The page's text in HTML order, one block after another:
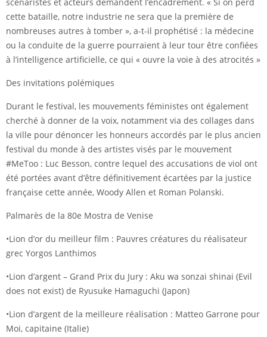
cette bataille, notre industrie ne sera que la première de
nombreuses autres à tomber », a-t-il prophétisé : la médecine
ou la conduite de la guerre pourraient à leur tour être confiées
à l’intelligence artificielle, ce qui « ouvre la voie à des atrocités »
Des invitations polémiques
Durant le festival, les mouvements féministes ont également
cherché à donner de la voix, notamment via des collages dans
la ville pour dénoncer les honneurs accordés par le plus ancien
festival du monde à des artistes visés par le mouvement
#MeToo : Luc Besson, contre lequel des accusations de viol ont
été portées avant d’être définitivement écartées par la justice
française cette année, Woody Allen et Roman Polanski.
Palmarès de la 80e Mostra de Venise
•Lion d’or du meilleur film : Pauvres créatures du réalisateur
grec Yorgos Lanthimos
•Lion d’argent – Grand Prix du Jury : Aku wa sonzai shinai (Evil
does not exist) de Ryusuke Hamaguchi (Japon)
•Lion d’argent de la meilleure réalisation : Matteo Garrone pour
Moi, capitaine (Italie)